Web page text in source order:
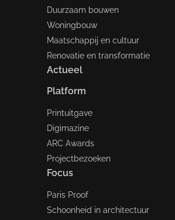
Duurzaam bouwen
Woningbouw
Maatschappij en cultuur
Renovatie en transformatie
Actueel
Platform
Printuitgave
Digimazine
ARC Awards
Projectbezoeken
Focus
Paris Proof
Schoonheid in architectuur